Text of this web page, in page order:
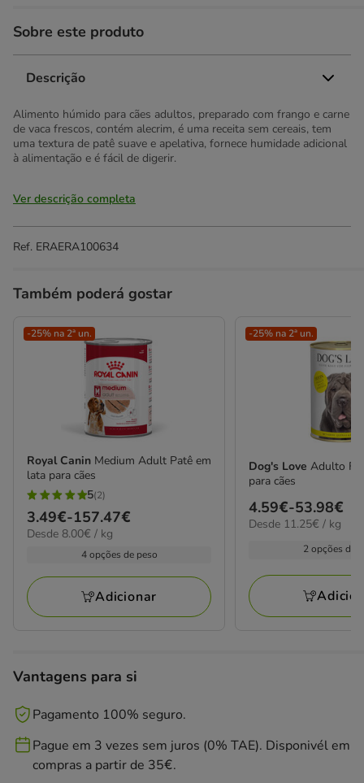
Sobre este produto
Descrição
Alimento húmido para cães adultos, preparado com frango e carne
de vaca frescos, contém alecrim, é uma receita sem cereais, tem
uma textura de patê suave e apelativa, fornece humidade adicional
à alimentação e é fácil de digerir.
Ver descrição completa
Ref. ERAERA100634
Também poderá gostar
-25% na 2ª un.
Royal Canin Medium Adult Patê em
lata para cães
5
estrelas
com
avaliações
5(2)
Preço
de
157.47€
3.49€-157.47€
8.00€
Desde 8.00€ / kg
4 opções de peso
Adicionar
-25% na 2ª un.
Dog's LoveAdulto
para cães
Preço
de
53.98€
4.59€-53.98€
11.25€
Desde 11.25€ / kg
2 opções de
Vantagens para si
Pagamento 100% seguro.
Pague em 3 vezes sem juros (0% TAE). Disponivél em
compras a partir de 35€.